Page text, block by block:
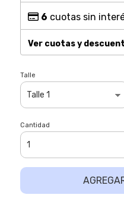
6 cuotas sin
Ver cuotas y
Talle
Cantidad